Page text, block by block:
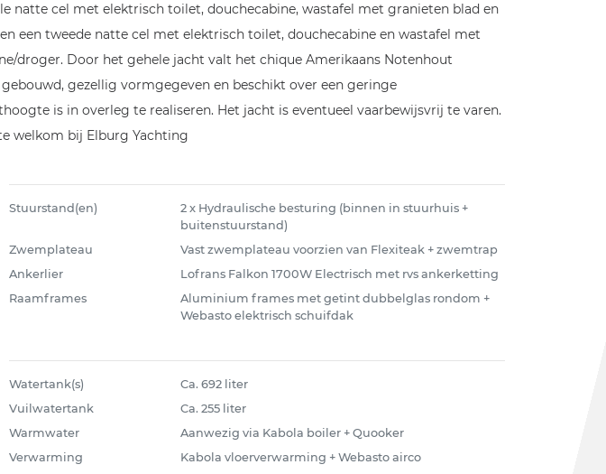
natte cel met elektrisch toilet, douchecabine, wastafel met granieten blad en
een tweede natte cel met elektrisch toilet, douchecabine en wastafel met
droger. Door het gehele jacht valt het chique Amerikaans Notenhout
gezellig vormgegeven en beschikt over een geringe
is in overleg te realiseren. Het jacht is eventueel vaarbewijsvrij te varen.
welkom bij Elburg Yachting
Stuurstand(en)
2 x Hydraulische besturing (binnen in stuurhuis +
buitenstuurstand)
Zwemplateau
Vast zwemplateau voorzien van Flexiteak + zwemtrap
Ankerlier
Lofrans Falkon 1700W Electrisch met rvs ankerketting
Raamframes
Aluminium frames met getint dubbelglas rondom +
Webasto elektrisch schuifdak
Watertank(s)
Ca. 692 liter
Vuilwatertank
Ca. 255 liter
Warmwater
Aanwezig via Kabola boiler + Quooker
Verwarming
Kabola vloerverwarming + Webasto airco